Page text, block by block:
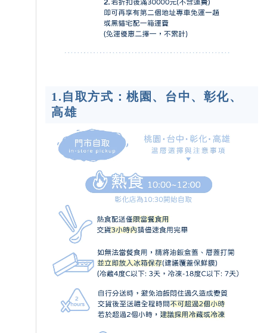
1.自取方式：桃園、台中、彰化、
高雄